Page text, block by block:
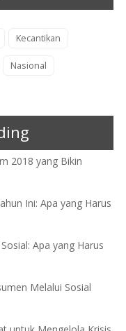
Kecantikan
Nasional
2018 yang Bikin
Ini: Apa yang Harus
Apa yang Harus
Melalui Sosial